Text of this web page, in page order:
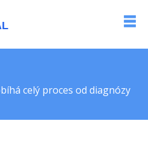
celý proces od diagnózy